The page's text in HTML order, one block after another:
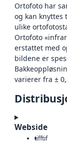
Ortofoto har
og kan knyttes
ulike
Ortofoto
erstattet med
bildene er
varierer fra ±
Webside
tifftif